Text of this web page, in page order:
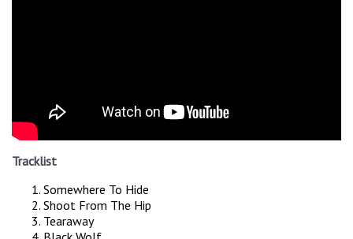
Tracklist
Somewhere To Hide
Shoot From The Hip
Tearaway